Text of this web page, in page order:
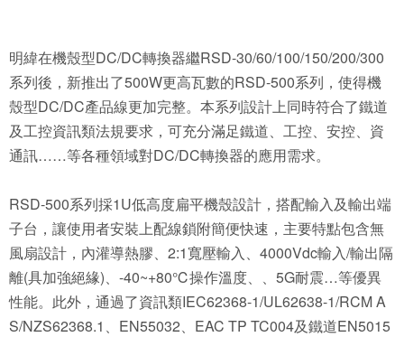
明緯在機殼型DC/DC轉換器繼RSD-30/60/100/150/200/300
系列後，新推出了500W更高瓦數的RSD-500系列，使得機
殼型DC/DC產品線更加完整。本系列設計上同時符合了鐵道
及工控資訊類法規要求，可充分滿足鐵道、工控、安控、資
通訊……等各種領域對DC/DC轉換器的應用需求。
RSD-500系列採1U低高度扁平機殼設計，搭配輸入及輸出端
子台，讓使用者安裝上配線鎖附簡便快速，主要特點包含無
風扇設計，內灌導熱膠、2:1寬壓輸入、4000Vdc輸入/輸出隔
離(具加強絕緣)、-40~+80℃操作溫度、、5G耐震…等優異
性能。此外，通過了資訊類IEC62368-1/UL62638-1/RCM A
S/NZS62368.1、EN55032、EAC TP TC004及鐵道EN5015